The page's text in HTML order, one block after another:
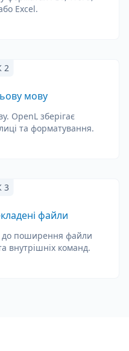
Excel.
2
мову
OpenL зберігає
та форматування.
3
файли
до поширення файли
внутрішніх команд.